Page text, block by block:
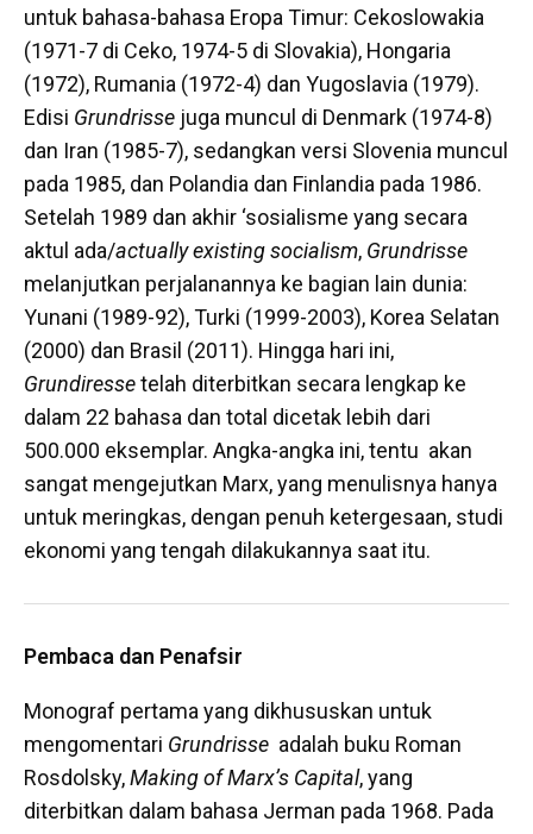
untuk bahasa-bahasa Eropa Timur: Cekoslowakia
(1971-7 di Ceko, 1974-5 di Slovakia), Hongaria
(1972), Rumania (1972-4) dan Yugoslavia (1979).
Edisi Grundrisse juga muncul di Denmark (1974-8)
dan Iran (1985-7), sedangkan versi Slovenia muncul
pada 1985, dan Polandia dan Finlandia pada 1986.
Setelah 1989 dan akhir ‘sosialisme yang secara
aktul ada/actually existing socialism, Grundrisse
melanjutkan perjalanannya ke bagian lain dunia:
Yunani (1989-92), Turki (1999-2003), Korea Selatan
(2000) dan Brasil (2011). Hingga hari ini,
Grundiressetelah diterbitkan secara lengkap ke
dalam 22 bahasa dan total dicetak lebih dari
500.000 eksemplar. Angka-angka ini, tentu akan
sangat mengejutkan Marx, yang menulisnya hanya
untuk meringkas, dengan penuh ketergesaan, studi
ekonomi yang tengah dilakukannya saat itu.
Pembaca dan Penafsir
Monograf pertama yang dikhususkan untuk
mengomentari Grundrisse adalah buku Roman
Rosdolsky,Making of Marx’s Capital, yang
diterbitkan dalam bahasa Jerman pada 1968. Pada